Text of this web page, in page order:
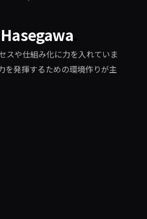
スや仕組み化に力を入れていま
を発揮するための環境作りが主